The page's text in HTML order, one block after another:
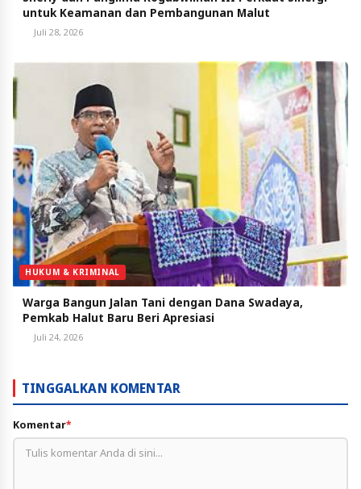
untuk Keamanan dan Pembangunan Malut
Juli 28, 2026
HUKUM & KRIMINAL
Warga Bangun Jalan Tani dengan Dana Swadaya,
Pemkab Halut Baru Beri Apresiasi
Juli 24, 2026
TINGGALKAN KOMENTAR
Komentar*